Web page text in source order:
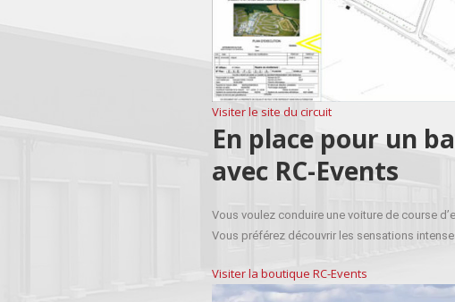
Visiter le site du circuit
En place pour un
avec RC-Events
Vous voulez conduire une voiture de course
Vous préférez découvrir les sensations
Visiter la boutique RC-Events
Lecteur